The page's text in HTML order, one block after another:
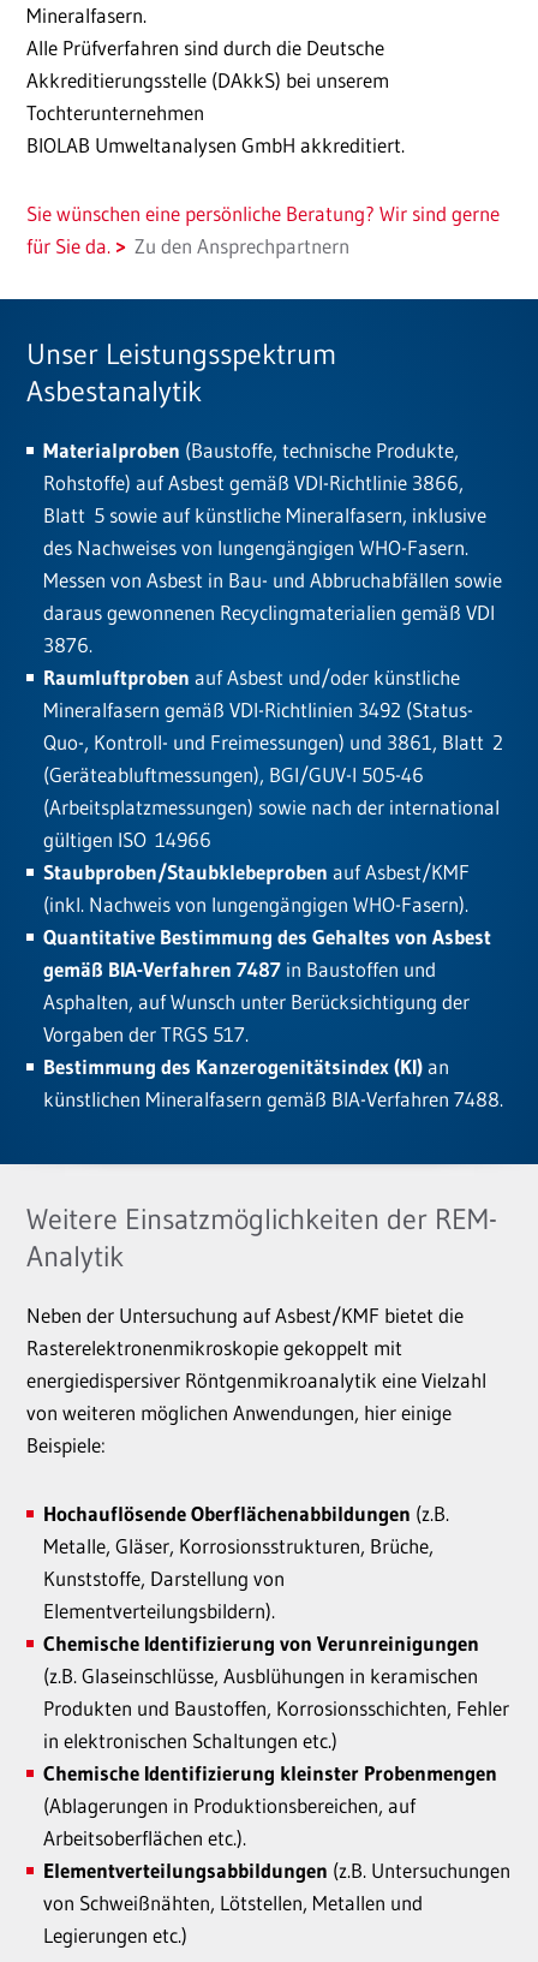
Mineralfasern.
Alle Prüfverfahren sind durch die Deutsche
Akkreditierungsstelle (DAkkS) bei unserem
Tochterunternehmen
BIOLAB Umweltanalysen GmbH akkreditiert.
Sie wünschen eine persönliche Beratung? Wir sind gerne
für Sie da.
Zu den Ansprechpartnern
Unser Leistungsspektrum
Asbestanalytik
Materialproben (Baustoffe, technische Produkte,
Rohstoffe) auf Asbest gemäß VDI-Richtlinie 3866,
Blatt 5 sowie auf künstliche Mineralfasern, inklusive
des Nachweises von lungengängigen WHO-Fasern.
Messen von Asbest in Bau- und Abbruchabfällen sowie
daraus gewonnenen Recyclingmaterialien gemäß VDI
3876.
Raumluftproben auf Asbest und/oder künstliche
Mineralfasern gemäß VDI-Richtlinien 3492 (Status-
Quo-, Kontroll- und Freimessungen) und 3861, Blatt 2
(Geräteabluftmessungen), BGI/GUV-I 505-46
(Arbeitsplatzmessungen) sowie nach der international
gültigen ISO 14966
Staubproben/Staubklebeproben auf Asbest/KMF
(inkl. Nachweis von lungengängigen WHO-Fasern).
Quantitative Bestimmung des Gehaltes von Asbest
gemäß BIA-Verfahren 7487 in Baustoffen und
Asphalten, auf Wunsch unter Berücksichtigung der
Vorgaben der TRGS 517.
Bestimmung des Kanzerogenitätsindex (KI)an
künstlichen Mineralfasern gemäß BIA-Verfahren 7488.
Weitere Einsatzmöglichkeiten der REM-
Analytik
Neben der Untersuchung auf Asbest/KMF bietet die
Rasterelektronenmikroskopie gekoppelt mit
energiedispersiver Röntgenmikroanalytik eine Vielzahl
von weiteren möglichen Anwendungen, hier einige
Beispiele:
Hochauflösende Oberflächenabbildungen (z.B.
Metalle, Gläser, Korrosionsstrukturen, Brüche,
Kunststoffe, Darstellung von
Elementverteilungsbildern).
Chemische Identifizierung von Verunreinigungen
(z.B. Glaseinschlüsse, Ausblühungen in keramischen
Produkten und Baustoffen, Korrosionsschichten, Fehler
in elektronischen Schaltungen etc.)
Chemische Identifizierung kleinster Probenmengen
(Ablagerungen in Produktionsbereichen, auf
Arbeitsoberflächen etc.).
Elementverteilungsabbildungen (z.B. Untersuchungen
von Schweißnähten, Lötstellen, Metallen und
Legierungen etc.)